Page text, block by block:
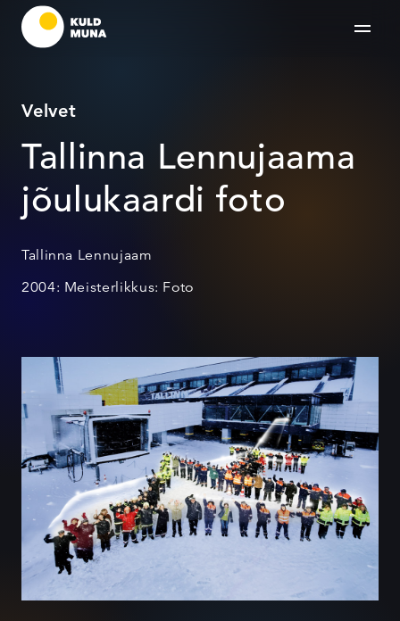
Velvet
Tallinna Lennujaama
jõulukaardi foto
Tallinna Lennujaam
2004: Meisterlikkus: Foto